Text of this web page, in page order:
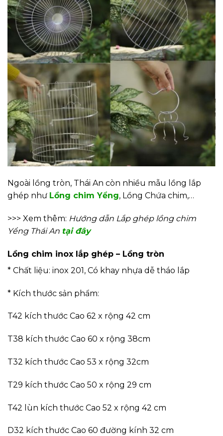
Ngoài lồng tròn, Thái An còn nhiều mẫu lồng lắp
ghép như Lồng chim Yểng, Lồng Chứa chim,…
>>> Xem thêm: Hướng dẫn Lắp ghép lồng chim
Yểng Thái An tại đây
Lồng chim inox lắp ghép – Lồng tròn
* Chất liệu: inox 201, Có khay nhựa dễ tháo lắp
* Kích thước sản phẩm:
T42 kích thước Cao 62 x rộng 42 cm
T38 kích thước Cao 60 x rộng 38cm
T32 kích thước Cao 53 x rộng 32cm
T29 kích thước Cao 50 x rộng 29 cm
T42 lùn kích thước Cao 52 x rộng 42 cm
D32 kích thước Cao 60 đường kính 32 cm